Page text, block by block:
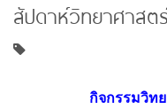
สัปดาห์วิทยาศาสต
กิจกรรมวิท